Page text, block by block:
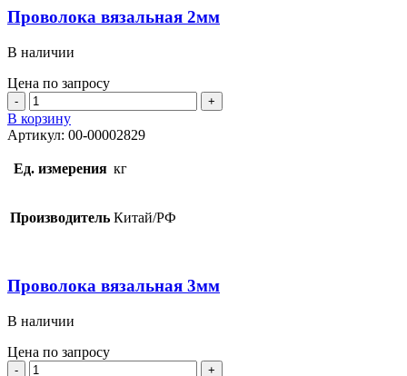
Проволока вязальная 2мм
В наличии
Цена по запросу
Количество
товара
Проволока
вязальная
2мм
В корзину
Артикул: 00-00002829
Ед. измерения кг
Производитель Китай/РФ
Проволока вязальная 3мм
В наличии
Цена по запросу
Количество